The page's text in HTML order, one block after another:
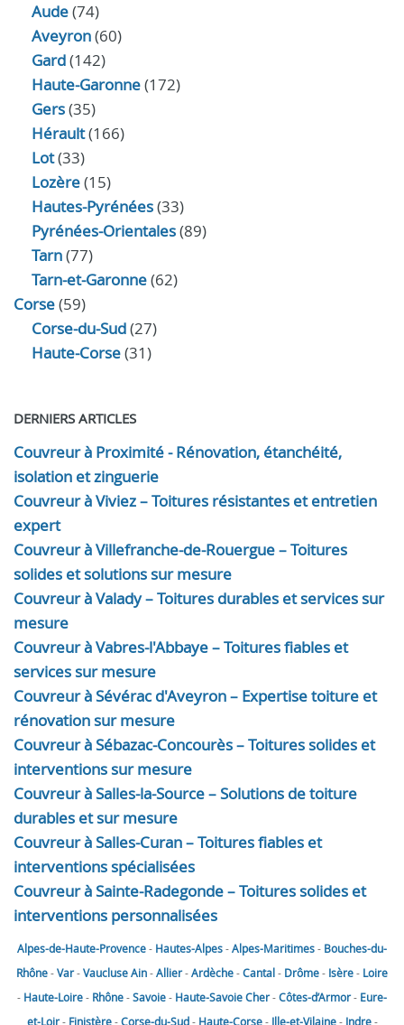
Aude(74)
Aveyron(60)
Gard(142)
Haute-Garonne(172)
Gers(35)
Hérault(166)
Lot(33)
Lozère(15)
Hautes-Pyrénées(33)
Pyrénées-Orientales(89)
Tarn(77)
Tarn-et-Garonne(62)
Corse(59)
Corse-du-Sud(27)
Haute-Corse(31)
DERNIERS ARTICLES
Couvreur à Proximité - Rénovation, étanchéité,
isolation et zinguerie
Couvreur à Viviez – Toitures résistantes et entretien
expert
Couvreur à Villefranche-de-Rouergue – Toitures
solides et solutions sur mesure
Couvreur à Valady – Toitures durables et services sur
mesure
Couvreur à Vabres-l'Abbaye – Toitures fiables et
services sur mesure
Couvreur à Sévérac d'Aveyron – Expertise toiture et
rénovation sur mesure
Couvreur à Sébazac-Concourès – Toitures solides et
interventions sur mesure
Couvreur à Salles-la-Source – Solutions de toiture
durables et sur mesure
Couvreur à Salles-Curan – Toitures fiables et
interventions spécialisées
Couvreur à Sainte-Radegonde – Toitures solides et
interventions personnalisées
Alpes-de-Haute-Provence- Hautes-Alpes-Alpes-Maritimes- Bouches-du-
Rhône-Var-VaucluseAin-Allier-Ardèche-Cantal- Drôme- Isère- Loire
- Haute-Loire- Rhône-Savoie- Haute-SavoieCher-Côtes-d’Armor- Eure-
et-Loir- Finistère-Corse-du-Sud- Haute-Corse- Ille-et-Vilaine- Indre-